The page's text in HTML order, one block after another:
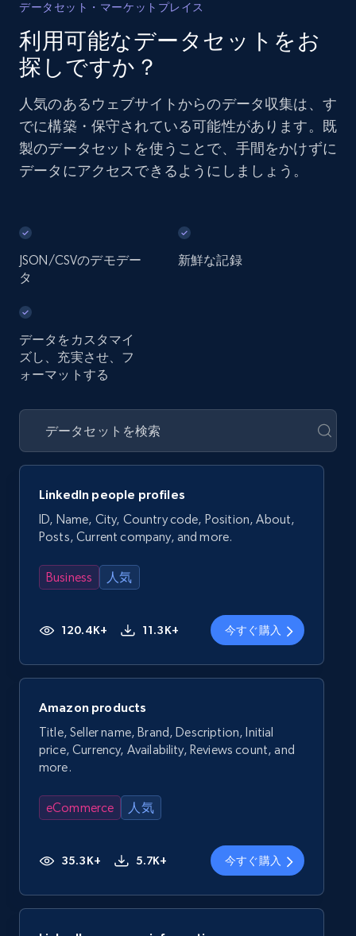
データセット・マーケットプレイス
利用可能なデータセットをお
探しですか？
人気のあるウェブサイトからのデータ収集は、す
でに構築・保守されている可能性があります。既
製のデータセットを使うことで、手間をかけずに
データにアクセスできるようにしましょう。
JSON/CSVのデモデー
タ
新鮮な記録
データをカスタマイ
ズし、充実させ、フ
ォーマットする
LinkedIn people profiles
ID, Name, City, Country code, Position, About,
Posts, Current company, and more.
Business 人気
120.4K+ 11.3K+ 今すぐ購入
Amazon products
Title, Seller name, Brand, Description, Initial
price, Currency, Availability, Reviews count, and
more.
eCommerce 人気
35.3K+ 5.7K+ 今すぐ購入